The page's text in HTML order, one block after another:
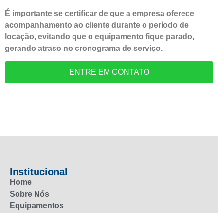
É importante se certificar de que a empresa oferece
acompanhamento ao cliente durante o período de
locação, evitando que o equipamento fique parado,
gerando atraso no cronograma de serviço.
ENTRE EM CONTATO
Institucional
Home
Sobre Nós
Equipamentos